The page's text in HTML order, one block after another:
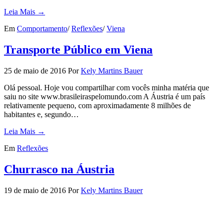
Leia Mais →
Em Comportamento/ Reflexões/ Viena
Transporte Público em Viena
25 de maio de 2016 Por Kely Martins Bauer
Olá pessoal. Hoje vou compartilhar com vocês minha matéria que
saiu no site www.brasileiraspelomundo.com A Áustria é um país
relativamente pequeno, com aproximadamente 8 milhões de
habitantes e, segundo…
Leia Mais →
Em Reflexões
Churrasco na Áustria
19 de maio de 2016 Por Kely Martins Bauer